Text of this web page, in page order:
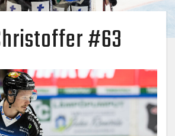
#63